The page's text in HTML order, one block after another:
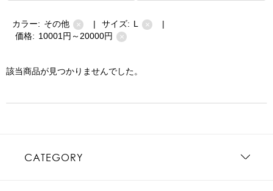
カラー: その他 × | サイズ: L ×
|
価格: 10001円～20000円 ×
該当商品が見つかりませんでした。
CATEGORY